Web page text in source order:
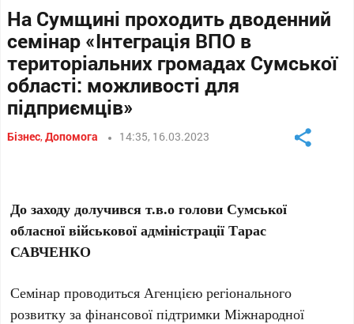
На Сумщині проходить дводенний
семінар «Інтеграція ВПО в
територіальних громадах Сумської
області: можливості для
підприємців»
Бізнес,Допомога 14:35, 16.03.2023
До заходу долучився т.в.о голови Сумської
обласної військової адміністрації Тарас
САВЧЕНКО
Семінар проводиться Агенцією регіонального
розвитку за фінансової підтримки Міжнародної